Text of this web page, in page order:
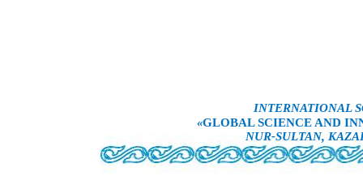
INTERNATIONAL
«GLOBAL SCIENCE AND
NUR-SULTAN,